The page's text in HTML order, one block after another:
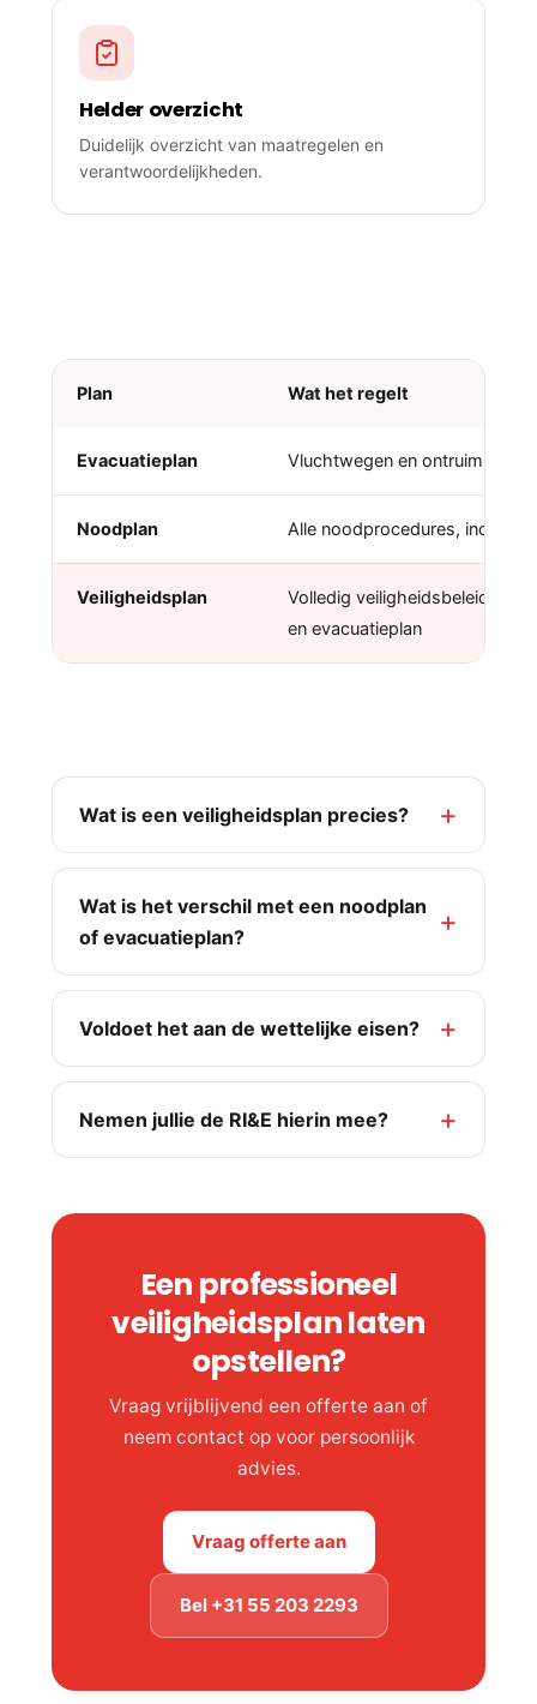
Helder overzicht
Duidelijk overzicht van maatregelen en
verantwoordelijkheden.
Plan Wat het regelt
Evacuatieplan Vluchtwegen en
Noodplan Alle noodprocedures, inclusief
Veiligheidsplan
Volledig veiligheidsbeleid,
en evacuatieplan
Wat is een veiligheidsplan precies?
Wat is het verschil met een noodplan
of evacuatieplan?
Voldoet het aan de wettelijke eisen?
Nemen jullie de RI&E hierin mee?
Een professioneel
veiligheidsplan laten
opstellen?
Vraag vrijblijvend een offerte aan of
neem contact op voor persoonlijk
advies.
Vraag offerte aan
Bel +31 55 203 2293